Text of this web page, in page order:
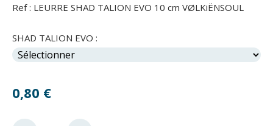
Ref : LEURRE SHAD TALION EVO 10 cm VØLKiËNSOUL
SHAD TALION EVO :
0,80 €